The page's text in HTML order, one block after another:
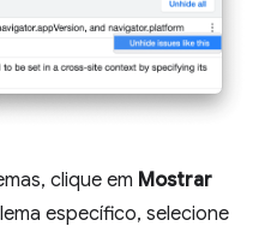
clique em Mostrar
específico, selecione